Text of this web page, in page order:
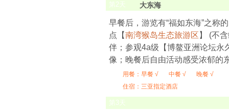
第2天 大东海
早餐后，游览有“福如东海”之称
点【南湾猴岛生态旅游区 】 (不
伴；参观4a级【博鳌亚洲论坛永
像；晚餐后自由活动感受浓郁的
用餐： 早餐 √ 中餐 √
晚餐 √
住宿：三亚指定酒店
第3天